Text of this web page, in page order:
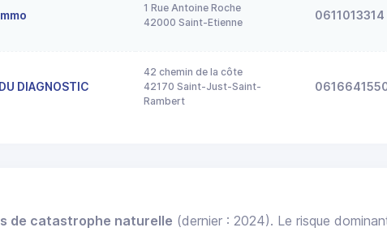
1 Rue Antoine Roche
42000 Saint-Etienne
0611013314
DIAGNOSTIC
42 chemin de la côte
42170 Saint-Just-Saint-
Rambert
de catastrophe naturelle (dernier : 2024). Le risque